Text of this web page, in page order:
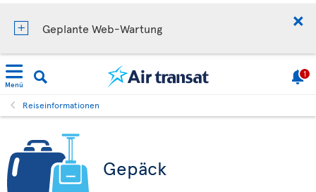
Geplante Web-Wartung
Menü
1
Reiseinformationen
Gepäck